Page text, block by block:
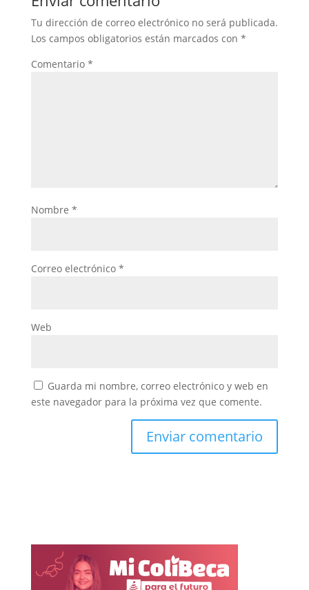
Tu dirección de correo electrónico no será publicada.
Los campos obligatorios están marcados con *
Comentario *
Nombre *
Correo electrónico *
Web
Guarda mi nombre, correo electrónico y web en
este navegador para la próxima vez que comente.